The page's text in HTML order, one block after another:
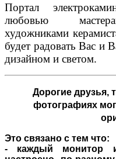
Портал
любовью
художниками
будет радовать Вас и
дизайном и светом.
Дорогие друзья,
фотографиях
Это связано с тем что:
- каждый монитор